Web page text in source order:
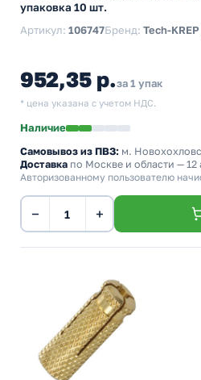
упаковка 10 шт.
Артикул: 106747Бренд: Tech-
952,35 р.за 1 упак
* цена указана с учетом НДС.
Наличие
Самовывоз из ПВЗ: м.
Доставка по Москве и области — 12
Авторизованному пользователю
− +